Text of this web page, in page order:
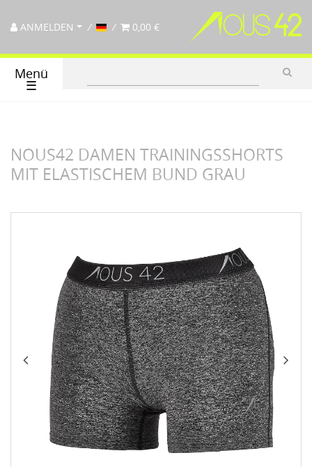
ANMELDEN 0,00 €
Menü
☰
NOUS42 DAMEN TRAININGSSHORTS
MIT ELASTISCHEM BUND GRAU